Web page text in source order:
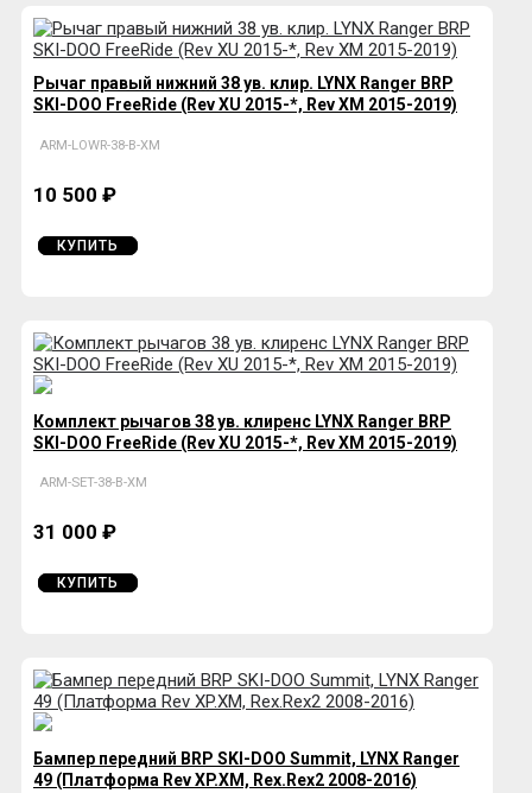
Рычаг правый нижний 38 ув. клир. LYNX Ranger BRP
SKI-DOO FreeRide (Rev XU 2015-*, Rev XM 2015-2019)
ARM-LOWR-38-B-XM
10 500 ₽
КУПИТЬ
Комплект рычагов 38 ув. клиренс LYNX Ranger BRP
SKI-DOO FreeRide (Rev XU 2015-*, Rev XM 2015-2019)
ARM-SET-38-B-XM
31 000 ₽
КУПИТЬ
Бампер передний BRP SKI-DOO Summit, LYNX Ranger
49 (Платформа Rev XP.XM, Rex.Rex2 2008-2016)